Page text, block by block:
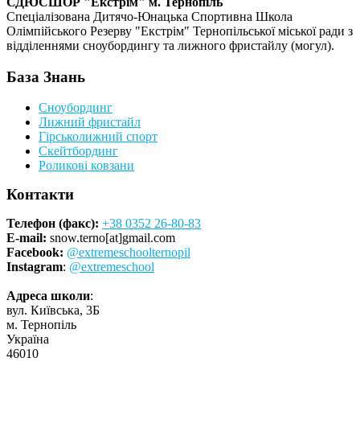
Спеціалізована Дитячо-Юнацька Спортивна Школа
Олімпійського Резерву "Екстрім" Тернопільської міської ради з
відділеннями сноубордингу та лижного фристайлу (могул).
База Знань
Сноубординг
Лижний фристайл
Гірськолижний спорт
Скейтбординг
Роликові ковзани
Контакти
Телефон (факс): +38 0352 26-80-83
E-mail: snow.terno[at]gmail.com
Facebook: @extremeschoolternopil
Instagram: @extremeschool
Адреса школи:
вул. Київська, 3Б
м. Тернопіль
Україна
46010